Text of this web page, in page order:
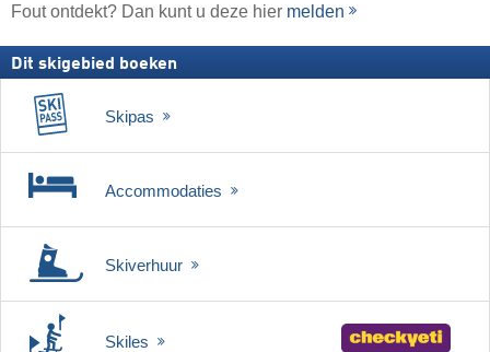
Fout ontdekt? Dan kunt u deze hier melden
Dit skigebied boeken
Skipas
Accommodaties
Skiverhuur
Skiles